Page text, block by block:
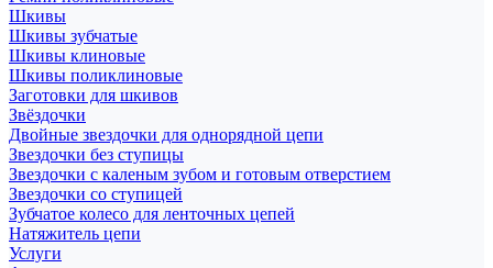
Шкивы
Шкивы зубчатые
Шкивы клиновые
Шкивы поликлиновые
Заготовки для шкивов
Звёздочки
Двойные звездочки для однорядной цепи
Звездочки без ступицы
Звездочки с каленым зубом и готовым отверстием
Звездочки со ступицей
Зубчатое колесо для ленточных цепей
Натяжитель цепи
Услуги